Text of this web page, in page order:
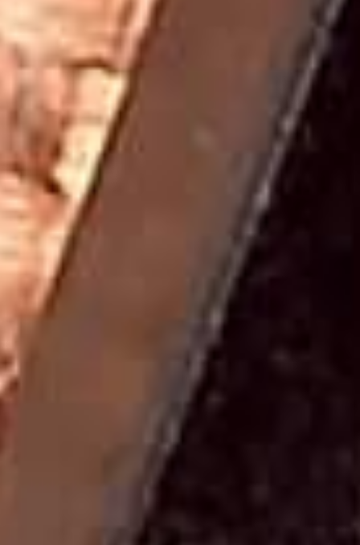
farklı burçlardan bireyler de shungite taşının koruyucu ve
dengeleyici enerjisinden yararlanabilirler.
Shungite Taşı Kolye ile Meditasyon ve
Şifa Çalışmaları
Shungite taşı kolye, meditasyon ve şifa çalışmalarında
sıkça tercih edilen bir aksesuardır. Taşın enerjisi, zihinsel
berraklık ve iç huzur sağladığına inanılır. Shungite taşının
titreşimleri, negatif enerjilerden arınmanıza ve ruhsal
denge sağlamanıza yardımcı olabilir. Meditasyon sırasında
shungite taşı kolye kullanarak, enerji akışını daha yoğun
hissedebilir ve ruhsal gelişim sağlayabilirsiniz.
Shungite taşı
, içerisinde bulunan fuleren adı verilen
bileşikler sayesinde elektromanyetik alanları absorbe
edebilme özelliğine sahiptir. Bu özelliği nedeniyle, shungite
taşı kolyenin kullanıcıları, günlük hayatta maruz kaldıkları
elektromanyetik radyasyondan korunmalarına yardımcı
enerjiyi emme ve pozitif enerjiyi yayma özelliği olduğuna
inanılır. Bu nedenle, kolyenin kullanıcıları, ruhsal denge ve
Shungite Taşı Kolye Nasıl Kullanılır?